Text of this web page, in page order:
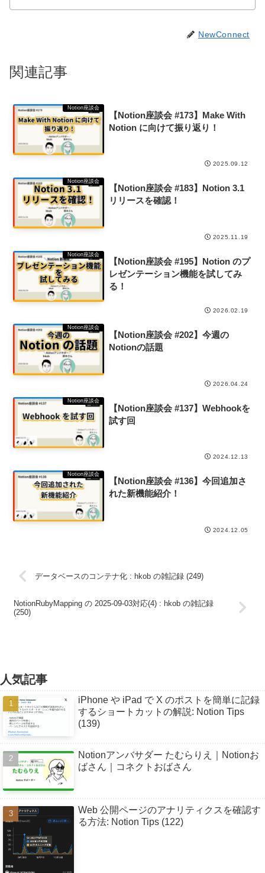
NewConnect
関連記事
Notion座談会
【Notion座談会 #173】Make With
Notion に向けて振り返り！
2025.09.12
Notion座談会
【Notion座談会 #183】Notion 3.1
リリースを確認！
2025.11.19
Notion座談会
【Notion座談会 #195】Notion のプ
レゼンテーション機能を試してみ
る！
2026.02.19
Notion座談会
【Notion座談会 #202】今週の
Notionの話題
2026.04.24
Notion座談会
【Notion座談会 #137】Webhookを
試す回
2024.12.13
Notion座談会
【Notion座談会 #136】今回追加さ
れた新機能紹介！
2024.12.05
データベースのコンテナ化 : hkob の雑記録 (249)
NotionRubyMapping の 2025-09-03対応(4) : hkob の雑記録
(250)
人気記事
iPhone や iPad で X のポストを簡単に記録
するショートカットの解説: Notion Tips
(139)
Notionアンバサダー たむらりえ｜Notionお
ばさん｜コネクトおばさん
Web 公開ページのアナリティクスを確認す
る方法: Notion Tips (122)